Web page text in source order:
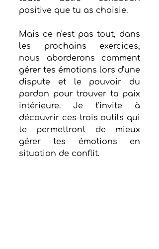
positive que tu as choisie.
Mais ce n'est pas tout, dans
les prochains exercices,
nous aborderons comment
gérer tes émotions lors d'une
dispute et le pouvoir du
pardon pour trouver ta paix
intérieure. Je t'invite à
découvrir ces trois outils qui
te permettront de mieux
gérer tes émotions en
situation de conflit.